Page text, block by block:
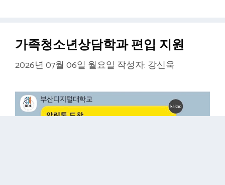
고
가족청소년상담학과 편입 지원
2026년 07월 06일 월요일 작성자: 강신욱